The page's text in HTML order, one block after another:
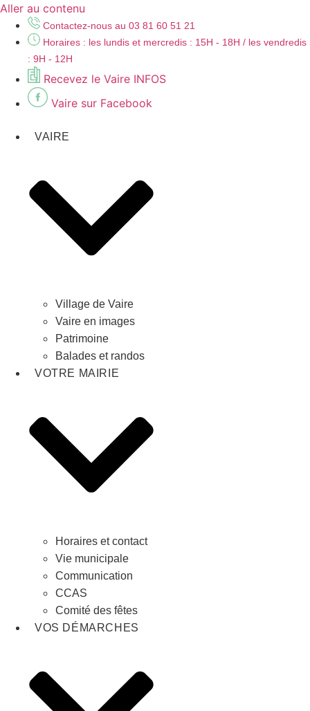
Aller au contenu
Contactez-nous au 03 81 60 51 21
Horaires : les lundis et mercredis : 15H - 18H / les vendredis
: 9H - 12H
Recevez le Vaire INFOS
Vaire sur Facebook
VAIRE
Village de Vaire
Vaire en images
Patrimoine
Balades et randos
VOTRE MAIRIE
Horaires et contact
Vie municipale
Communication
CCAS
Comité des fêtes
VOS DÉMARCHES